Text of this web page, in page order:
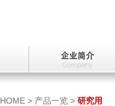
HOME > 产品一览 > 研究用